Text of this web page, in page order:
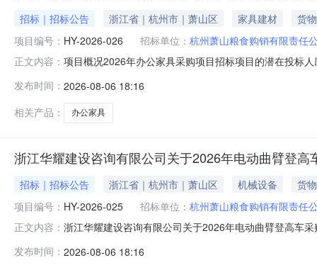
招标｜招标公告 浙江省｜杭州市｜萧山区 家具建材
货物
项目编号： HY-2026-026 招标单位： 杭州萧山粮食购销有限责任
正文内容： 项目概况2026年办公家具采购项目招标项目的潜在投标
标：（√）否二、申请人的资格要求：1.满足《中华人民
发布时间： 2026-08-06 18:16
相关产品：
办公家具
浙江华耀建设咨询有限公司关于2026年电动曲臂登高
招标｜招标公告 浙江省｜杭州市｜萧山区 机械设备
货物
项目编号： HY-2026-025 招标单位： 杭州萧山粮食购销有限责任
正文内容： 浙江华耀建设咨询有限公司关于2026年电动曲臂登高车
采购项目预算金额：300000元最高限价：300000元采
发布时间： 2026-08-06 18:16